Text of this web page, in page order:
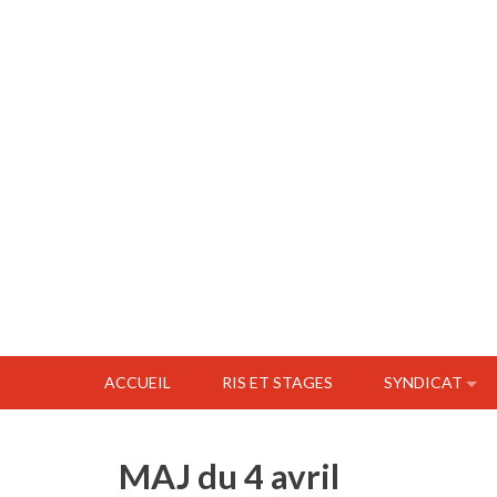
ACCUEIL RIS ET STAGES SYNDICAT
MAJ du 4 avril